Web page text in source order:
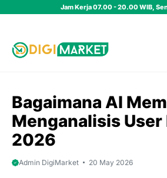
Jam Kerja 07.00 - 20.00 WIB,
Bagaimana AI
Menganalisis
2026
Admin DigiMarket 20 May 2026